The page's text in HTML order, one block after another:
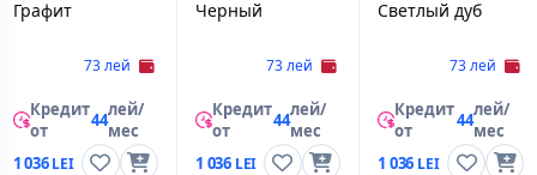
Графит
73 лей
Кредит
от
44лей/
мес
1 036
Черный
73 лей
Кредит
от
44лей/
мес
1 036
Светлый дуб
73 лей
Кредит
от
44лей/
мес
1 036